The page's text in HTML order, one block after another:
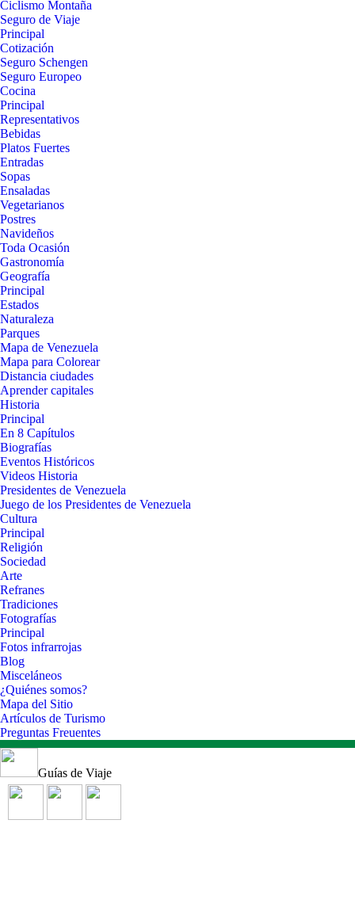
Ciclismo Montaña
Seguro de Viaje
Principal
Cotización
Seguro Schengen
Seguro Europeo
Cocina
Principal
Representativos
Bebidas
Platos Fuertes
Entradas
Sopas
Ensaladas
Vegetarianos
Postres
Navideños
Toda Ocasión
Gastronomía
Geografía
Principal
Estados
Naturaleza
Parques
Mapa de Venezuela
Mapa para Colorear
Distancia ciudades
Aprender capitales
Historia
Principal
En 8 Capítulos
Biografías
Eventos Históricos
Videos Historia
Presidentes de Venezuela
Juego de los Presidentes de Venezuela
Cultura
Principal
Religión
Sociedad
Arte
Refranes
Tradiciones
Fotografías
Principal
Fotos infrarrojas
Blog
Misceláneos
¿Quiénes somos?
Mapa del Sitio
Artículos de Turismo
Preguntas Freuentes
Guías de Viaje